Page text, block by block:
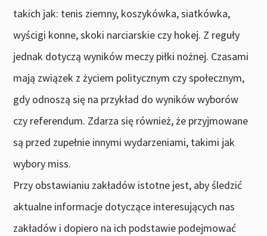
takich jak: tenis ziemny, koszykówka, siatkówka,
wyścigi konne, skoki narciarskie czy hokej. Z reguły
jednak dotyczą wyników meczy piłki nożnej. Czasami
mają związek z życiem politycznym czy społecznym,
gdy odnoszą się na przykład do wyników wyborów
czy referendum. Zdarza się również, że przyjmowane
są przed zupełnie innymi wydarzeniami, takimi jak
wybory miss.
Przy obstawianiu zakładów istotne jest, aby śledzić
aktualne informacje dotyczące interesujących nas
zakładów i dopiero na ich podstawie podejmować